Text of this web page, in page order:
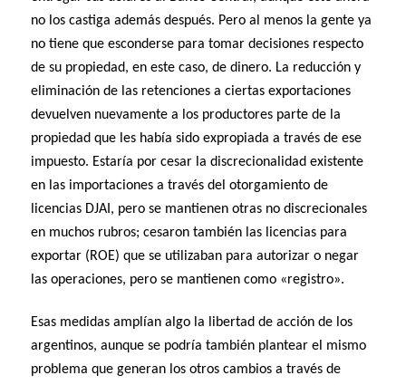
no los castiga además después. Pero al menos la gente ya
no tiene que esconderse para tomar decisiones respecto
de su propiedad, en este caso, de dinero. La reducción y
eliminación de las retenciones a ciertas exportaciones
devuelven nuevamente a los productores parte de la
propiedad que les había sido expropiada a través de ese
impuesto. Estaría por cesar la discrecionalidad existente
en las importaciones a través del otorgamiento de
licencias DJAI, pero se mantienen otras no discrecionales
en muchos rubros; cesaron también las licencias para
exportar (ROE) que se utilizaban para autorizar o negar
las operaciones, pero se mantienen como «registro».
Esas medidas amplían algo la libertad de acción de los
argentinos, aunque se podría también plantear el mismo
problema que generan los otros cambios a través de